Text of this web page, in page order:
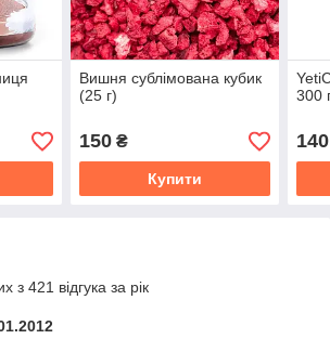
Вишня сублімована кубик
(25 г)
150₴
Купити
300
140
з 421 відгука за рік